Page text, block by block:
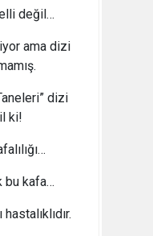
değil…
ama dizi
dizi
ki!
bu kafa…